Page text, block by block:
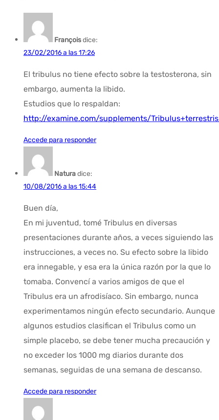
Françoisdice:
23/02/2016 a las 17:26
El tribulus no tiene efecto sobre la testosterona, sin
embargo, aumenta la libido.
Estudios que lo respaldan:
http://examine.com/supplements/
Accede para responder
Naturadice:
10/08/2016 a las 15:44
Buen día,
En mi juventud, tomé Tribulus en diversas
presentaciones durante años, a veces siguiendo las
instrucciones, a veces no. Su efecto sobre la libido
era innegable, y esa era la única razón por la que lo
tomaba. Convencí a varios amigos de que el
Tribulus era un afrodisíaco. Sin embargo, nunca
experimentamos ningún efecto secundario. Aunque
algunos estudios clasifican el Tribulus como un
simple placebo, se debe tener mucha precaución y
no exceder los 1000 mg diarios durante dos
semanas, seguidas de una semana de descanso.
Accede para responder